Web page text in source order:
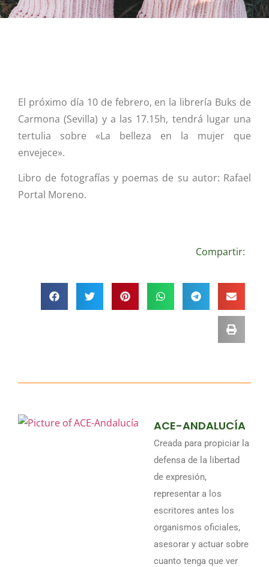
El próximo día 10 de febrero, en la librería Buks de
Carmona (Sevilla) y a las 17.15h, tendrá lugar una
tertulia sobre «La belleza en la mujer que
envejece».
Libro de fotografías y poemas de su autor: Rafael
Portal Moreno.
Compartir:
ACE-ANDALUCÍA
Creada para propiciar la
defensa de la libertad
de expresión,
representar a los
escritores antes los
organismos oficiales,
asesorar y actuar sobre
cuanto tenga que ver